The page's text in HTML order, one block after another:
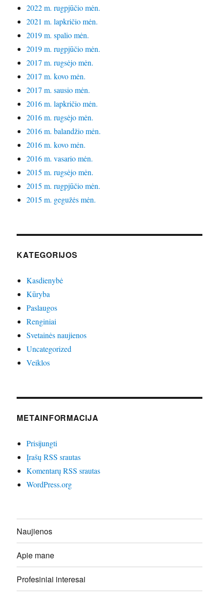
2022 m. rugpjūčio mėn.
2021 m. lapkričio mėn.
2019 m. spalio mėn.
2019 m. rugpjūčio mėn.
2017 m. rugsėjo mėn.
2017 m. kovo mėn.
2017 m. sausio mėn.
2016 m. lapkričio mėn.
2016 m. rugsėjo mėn.
2016 m. balandžio mėn.
2016 m. kovo mėn.
2016 m. vasario mėn.
2015 m. rugsėjo mėn.
2015 m. rugpjūčio mėn.
2015 m. gegužės mėn.
KATEGORIJOS
Kasdienybė
Kūryba
Paslaugos
Renginiai
Svetainės naujienos
Uncategorized
Veiklos
METAINFORMACIJA
Prisijungti
Įrašų RSS srautas
Komentarų RSS srautas
WordPress.org
Naujienos
Apie mane
Profesiniai interesai